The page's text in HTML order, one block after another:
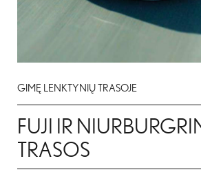
GIMĘ LENKTYNIŲ TRASOJE
FUJI IR
TRASOS